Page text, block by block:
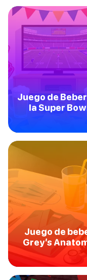
Juego de
la Super
Juego de
Grey’s